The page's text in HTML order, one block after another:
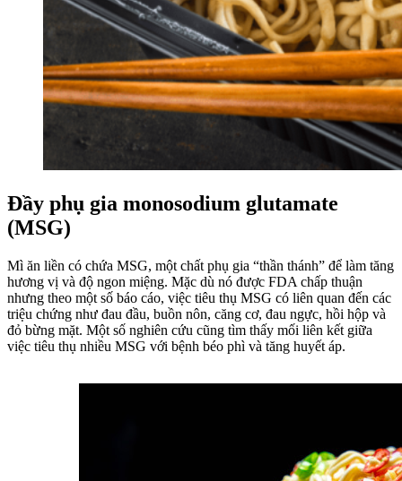
Đầy phụ gia monosodium glutamate
(MSG)
Mì ăn liền có chứa MSG, một chất phụ gia “thần thánh” để làm tăng
hương vị và độ ngon miệng. Mặc dù nó được FDA chấp thuận
nhưng theo một số báo cáo, việc tiêu thụ MSG có liên quan đến các
triệu chứng như đau đầu, buồn nôn, căng cơ, đau ngực, hồi hộp và
đỏ bừng mặt. Một số nghiên cứu cũng tìm thấy mối liên kết giữa
việc tiêu thụ nhiều MSG với bệnh béo phì và tăng huyết áp.